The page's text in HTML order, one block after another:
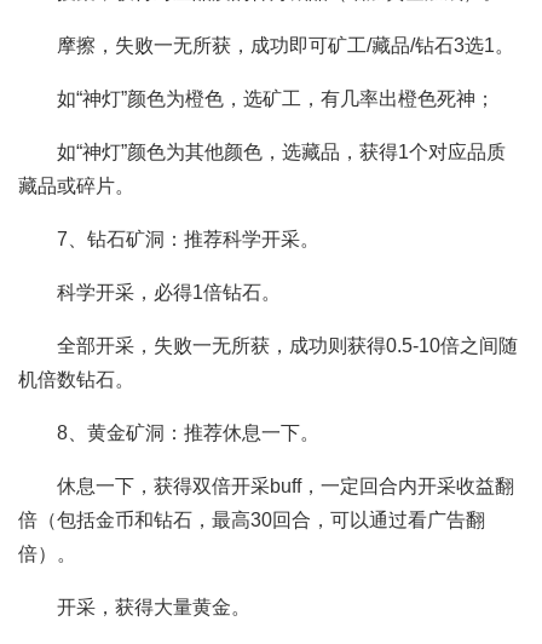
摩擦，失败一无所获，成功即可矿工/藏品/钻石3选1。
如“神灯”颜色为橙色，选矿工，有几率出橙色死神；
如“神灯”颜色为其他颜色，选藏品，获得1个对应品质
藏品或碎片。
7、钻石矿洞：推荐科学开采。
科学开采，必得1倍钻石。
全部开采，失败一无所获，成功则获得0.5-10倍之间随
机倍数钻石。
8、黄金矿洞：推荐休息一下。
休息一下，获得双倍开采buff，一定回合内开采收益翻
倍（包括金币和钻石，最高30回合，可以通过看广告翻
倍）。
开采，获得大量黄金。